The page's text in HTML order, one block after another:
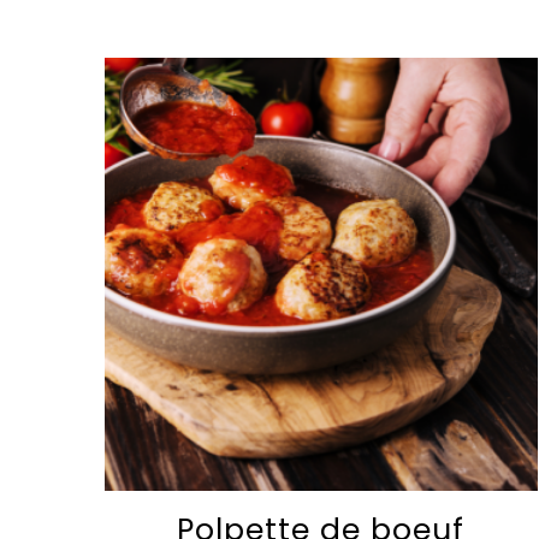
Polpette de boeuf